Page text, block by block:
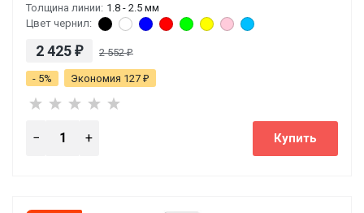
Толщина линии: 1.8 - 2.5 мм
Цвет чернил:
2 425 ₽ 2 552₽
- 5% Экономия 127 ₽